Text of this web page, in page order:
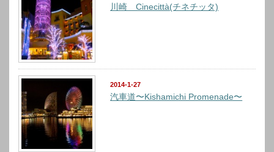
川崎 Cinecittà(チネチッタ)
2014-1-27
汽車道〜Kishamichi Promenade〜